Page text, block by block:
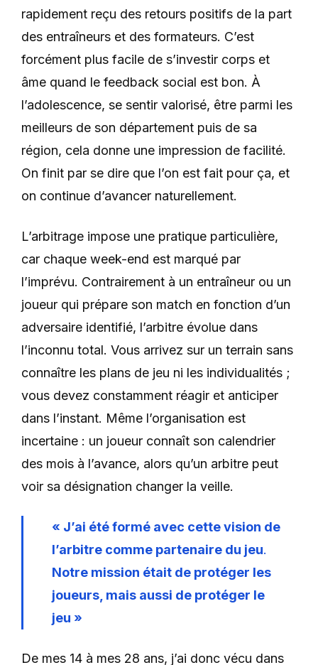
rapidement reçu des retours positifs de la part
des entraîneurs et des formateurs. C’est
forcément plus facile de s’investir corps et
âme quand le feedback social est bon. À
l’adolescence, se sentir valorisé, être parmi les
meilleurs de son département puis de sa
région, cela donne une impression de facilité.
On finit par se dire que l’on est fait pour ça, et
on continue d’avancer naturellement.
L’arbitrage impose une pratique particulière,
car chaque week-end est marqué par
l’imprévu. Contrairement à un entraîneur ou un
joueur qui prépare son match en fonction d’un
adversaire identifié, l’arbitre évolue dans
l’inconnu total. Vous arrivez sur un terrain sans
connaître les plans de jeu ni les individualités ;
vous devez constamment réagir et anticiper
dans l’instant. Même l’organisation est
incertaine : un joueur connaît son calendrier
des mois à l’avance, alors qu’un arbitre peut
voir sa désignation changer la veille.
« J’ai été formé avec cette vision de
l’arbitre comme partenaire du jeu.
Notre mission était de protéger les
joueurs, mais aussi de protéger le
jeu »
De mes 14 à mes 28 ans, j’ai donc vécu dans